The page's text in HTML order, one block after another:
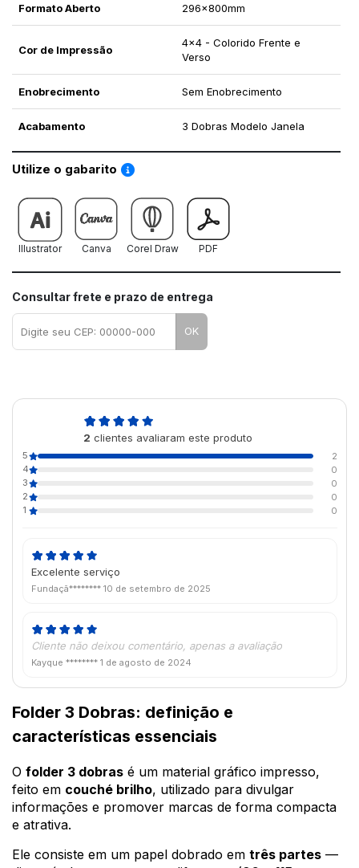
Formato Aberto 296x800mm
Cor de Impressão
4x4 - Colorido Frente e
Verso
Enobrecimento Sem Enobrecimento
Acabamento 3 Dobras Modelo Janela
Utilize o gabarito Saiba como utilizar os nossos gabaritos
Illustrator Canva Corel Draw PDF
Consultar frete e prazo de entrega
OK
2 clientes avaliaram este produto
5
2
4
0
3
0
2
0
1
0
Excelente serviço
Fundaçã******** 10 de setembro de 2025
Cliente não deixou comentário, apenas a avaliação
Kayque ******** 1 de agosto de 2024
Folder 3 Dobras: definição e
características essenciais
O folder 3 dobras é um material gráfico impresso,
feito em couché brilho, utilizado para divulgar
informações e promover marcas de forma compacta
e atrativa.
Ele consiste em um papel dobrado em três partes —